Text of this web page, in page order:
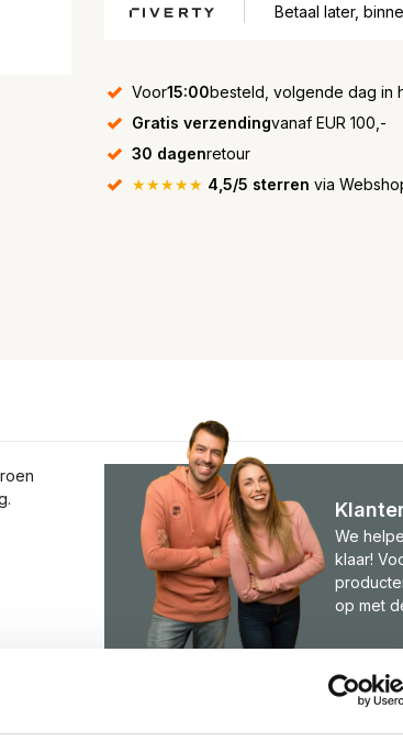
Betaal later,
Voor15:00besteld, volgende dag in
Gratis verzendingvanaf EUR 100,-
30 dagenretour
★★★★★ 4,5/5 sterren via
We
klaar!
op met